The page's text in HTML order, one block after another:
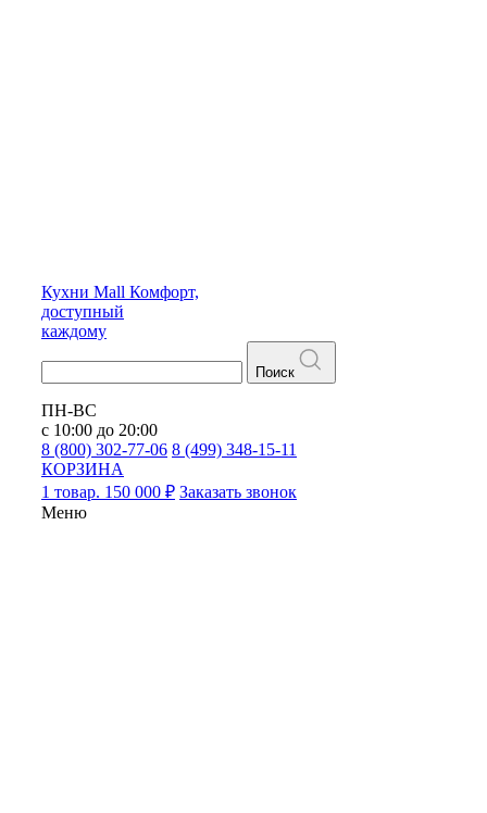
Кухни Mall Комфорт,
доступный
каждому
Поиск
ПН-ВС
с 10:00 до 20:00
8 (800) 302-77-06 8 (499) 348-15-11
КОРЗИНА
1 товар. 150 000 ₽ Заказать звонок
Меню